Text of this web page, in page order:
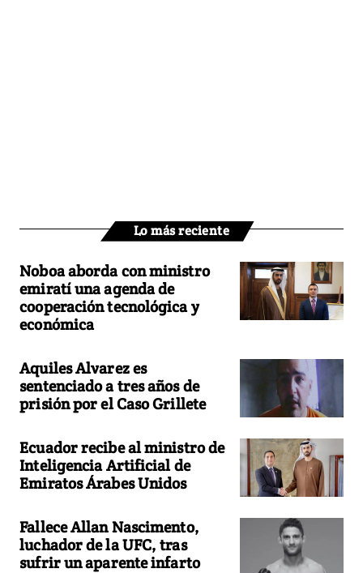
Lo más reciente
Noboa aborda con ministro
emiratí una agenda de
cooperación tecnológica y
económica
Aquiles Alvarez es
sentenciado a tres años de
prisión por el Caso Grillete
Ecuador recibe al ministro de
Inteligencia Artificial de
Emiratos Árabes Unidos
Fallece Allan Nascimento,
luchador de la UFC, tras
sufrir un aparente infarto